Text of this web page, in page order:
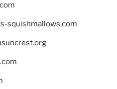
squishmallows.com